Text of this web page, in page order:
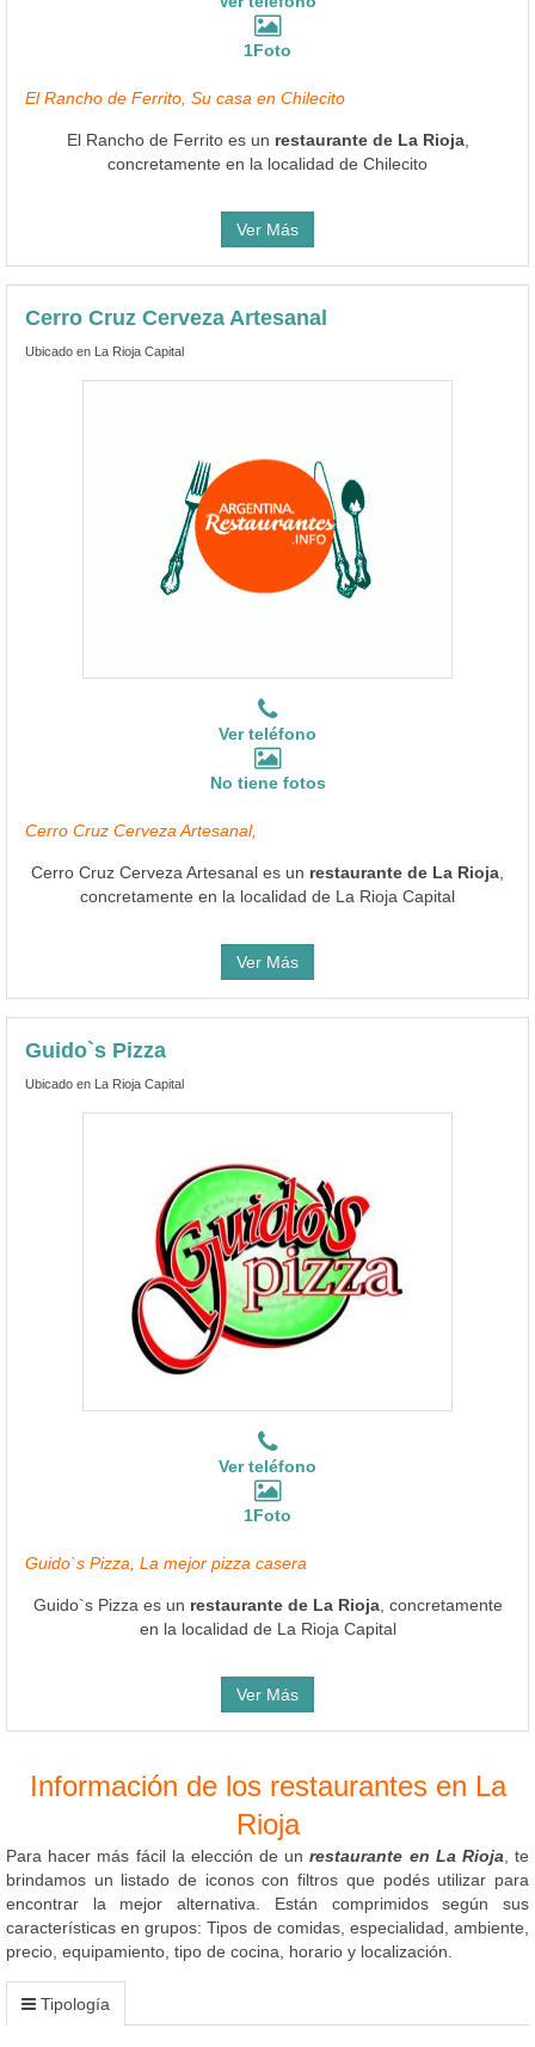
1Foto
El Rancho de Ferrito, Su casa en Chilecito
El Rancho de Ferrito es un restaurante de La Rioja,
concretamente en la localidad de Chilecito
Ver Más
Cerro Cruz Cerveza Artesanal
Ubicado en La Rioja Capital
Ver teléfono
No tiene fotos
Cerro Cruz Cerveza Artesanal,
Cerro Cruz Cerveza Artesanal es un restaurante de La Rioja
concretamente en la localidad de La Rioja Capital
Ver Más
Guido`s Pizza
Ubicado en La Rioja Capital
Ver teléfono
1Foto
Guido`s Pizza, La mejor pizza casera
Guido`s Pizza es un restaurante de La Rioja, concretamente
en la localidad de La Rioja Capital
Ver Más
Información de los restaurantes en La
Rioja
Para hacer más fácil la elección de unrestaurante en La Rioja , te
brindamos un listado de iconos con filtros que podés utilizar para
encontrar la mejor alternativa. Están comprimidos según sus
características en grupos: Tipos de comidas, especialidad, ambiente,
precio, equipamiento, tipo de cocina, horario y localización.
Tipología